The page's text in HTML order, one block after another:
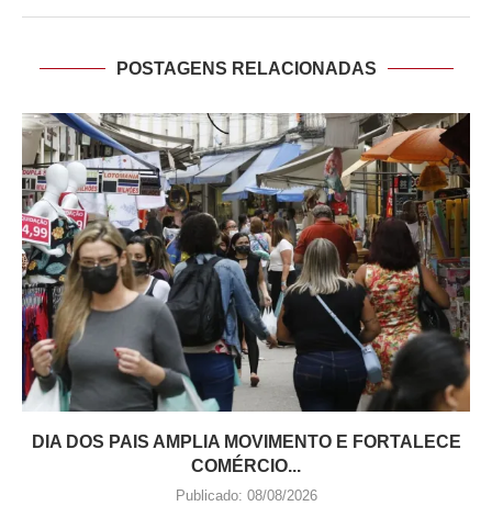
POSTAGENS RELACIONADAS
DIA DOS PAIS AMPLIA MOVIMENTO E FORTALECE
COMÉRCIO...
Publicado: 08/08/2026